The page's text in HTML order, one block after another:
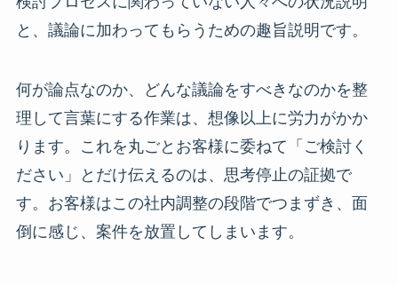
と、議論に加わってもらうための趣旨説明です。
何が論点なのか、どんな議論をすべきなのかを整
理して言葉にする作業は、想像以上に労力がかか
ります。これを丸ごとお客様に委ねて「ご検討く
ださい」とだけ伝えるのは、思考停止の証拠で
す。お客様はこの社内調整の段階でつまずき、面
倒に感じ、案件を放置してしまいます。